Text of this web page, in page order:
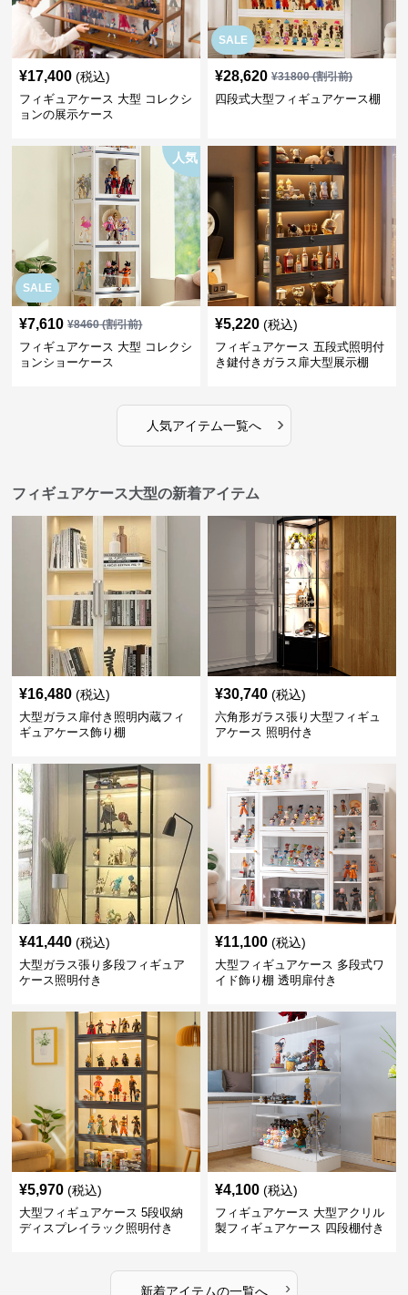
¥17,400 (税込)
フィギュアケース 大型 コレクシ
ョンの展示ケース
SALE
¥28,620 ¥31800(割引前)
四段式大型フィギュアケース棚
SALE
人気
¥7,610 ¥8460(割引前)
フィギュアケース 大型 コレクシ
ョンショーケース
¥5,220 (税込)
フィギュアケース 五段式照明付
き鍵付きガラス扉大型展示棚
人気アイテム一覧へ ›
フィギュアケース大型の新着アイテム
¥16,480 (税込)
大型ガラス扉付き照明内蔵フィ
ギュアケース飾り棚
¥30,740 (税込)
六角形ガラス張り大型フィギュ
アケース 照明付き
¥41,440 (税込)
大型ガラス張り多段フィギュア
ケース照明付き
¥11,100 (税込)
大型フィギュアケース 多段式ワ
イド飾り棚 透明扉付き
¥5,970 (税込)
大型フィギュアケース 5段収納
ディスプレイラック照明付き
¥4,100 (税込)
フィギュアケース 大型アクリル
製フィギュアケース 四段棚付き
新着アイテムの一覧へ ›